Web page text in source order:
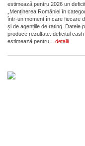
estimeazã pentru 2026 un
„Menținerea României în
într-un moment în care fiecare
și de agențiile de rating. Datele
produce rezultate: deficitul
estimeazã pentru... detalii